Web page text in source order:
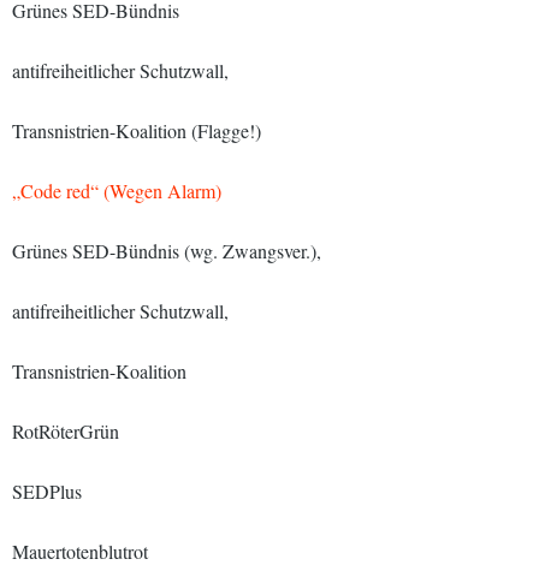
Grünes SED-Bündnis
antifreiheitlicher Schutzwall,
Transnistrien-Koalition (Flagge!)
„Code red“ (Wegen Alarm)
Grünes SED-Bündnis (wg. Zwangsver.),
antifreiheitlicher Schutzwall,
Transnistrien-Koalition
RotRöterGrün
SEDPlus
Mauertotenblutrot